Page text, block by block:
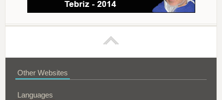
Other Websites
Languages